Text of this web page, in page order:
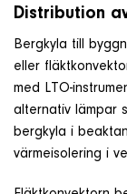
Distribution
Bergkyla till
eller
med LTO-
alternativ lämpar
bergkyla i
värmeisolering i